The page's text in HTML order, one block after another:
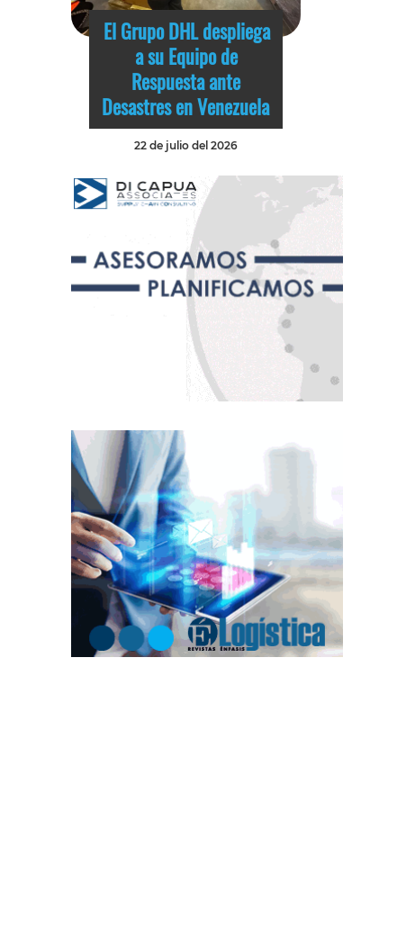
El Grupo DHL despliega
a su Equipo de
Respuesta ante
Desastres en Venezuela
22 de julio del 2026